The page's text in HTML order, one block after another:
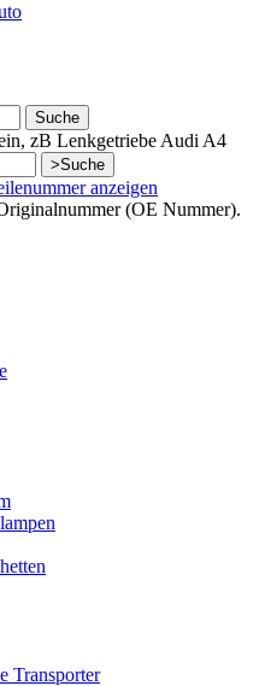
Suche
zB Lenkgetriebe Audi A4
>Suche
anzeigen
(OE Nummer).
Transporter